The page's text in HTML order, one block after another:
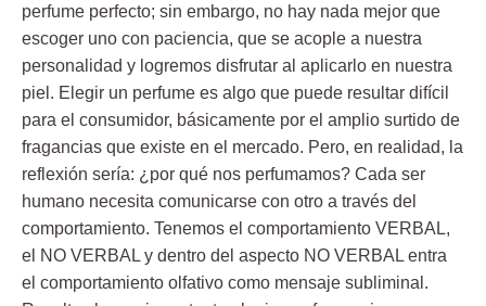
perfume perfecto; sin embargo, no hay nada mejor que
escoger uno con paciencia, que se acople a nuestra
personalidad y logremos disfrutar al aplicarlo en nuestra
piel. Elegir un perfume es algo que puede resultar difícil
para el consumidor, básicamente por el amplio surtido de
fragancias que existe en el mercado. Pero, en realidad, la
reflexión sería: ¿por qué nos perfumamos? Cada ser
humano necesita comunicarse con otro a través del
comportamiento. Tenemos el comportamiento VERBAL,
el NO VERBAL y dentro del aspecto NO VERBAL entra
el comportamiento olfativo como mensaje subliminal.